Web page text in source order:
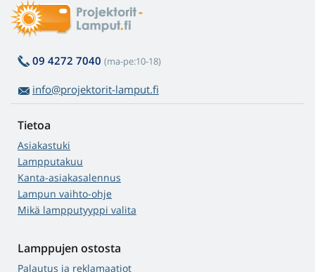
09 4272 7040 (ma-pe:10-18)
info@projektorit-lamput.fi
Tietoa
Asiakastuki
Lampputakuu
Kanta-asiakasalennus
Lampun vaihto-ohje
Mikä lampputyyppi valita
Lamppujen ostosta
Palautus ja reklamaatiot